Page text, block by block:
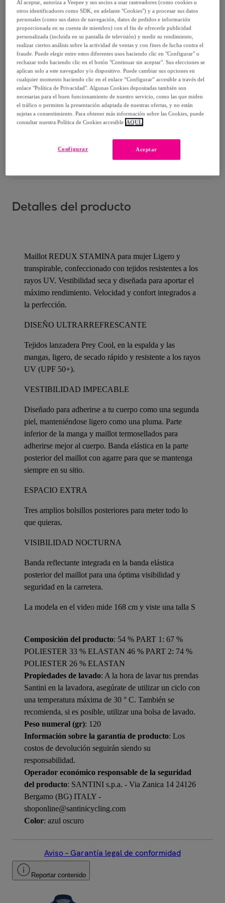
-55%
Vendido porSantini Cycling Wear
Entrega
Entrega desde6,05 €
Entrega: Entre el13/08y el16/08
¿Cómo funciona?
Detalles del producto
Maillot REDUX STAMINA para mujer Ligero y
transpirable, confeccionado con tejidos resistentes a los
rayos UV. Vestibilidad seca y diseñada para aportar el
máximo rendimiento. Velocidad y confort integrados a
la perfección.
DISEÑO ULTRARREFRESCANTE
Tejidos lanzadera Prey Cool, en la espalda y las
mangas, ligero, de secado rápido y resistente a los rayos
UV (UPF 50+).
VESTIBILIDAD IMPECABLE
Diseñado para adherirse a tu cuerpo como una segunda
piel, manteniéndose ligero como una pluma. Parte
inferior de la manga y maillot termosellados para
adherirse mejor al cuerpo. Banda elástica en la parte
posterior del maillot con agarre para que se mantenga
siempre en su sitio.
ESPACIO EXTRA
Tres amplios bolsillos posteriores para meter todo lo
que quieras.
VISIBILIDAD NOCTURNA
Banda reflectante integrada en la banda elástica
posterior del maillot para una óptima visibilidad y
seguridad en la carretera.
La modela en el video mide 168 cm y viste una talla S
Composición del producto: 54 % PART 1: 67 %
POLIESTER 33 % ELASTAN 46 % PART 2: 74 %
POLIESTER 26 % ELASTAN
Propiedades de lavado: A la hora de lavar tus prendas
Santini en la lavadora, asegúrate de utilizar un ciclo con
una temperatura máxima de 30 ° C. También se
recomienda, si es posible, utilizar una bolsa de lavado.
Peso numeral (gr): 120
Información sobre la garantía de producto: Los
costos de devolución seguirán siendo su
responsabilidad.
Operador económico responsable de la seguridad
del producto: SANTINI s.p.a. - Via Zanica 14 24126
Bergamo (BG) ITALY -
shoponline@santinicycling.com
Color: azul oscuro
Aviso – Garantía legal de conformidad
Reportar contenido
Al aceptar, autoriza a Veepee y sus socios a usar rastreadores (como cookies u
otros identificadores como SDK, en adelante "Cookies") y a procesar sus datos
personales (como sus datos de navegación, datos de pedidos e información
proporcionada en su cuenta de miembro) con el fin de ofrecerle publicidad
personalizada (incluida en su pantalla de televisión) y medir su rendimiento,
realizar ciertos análisis sobre la actividad de ventas y con fines de lucha contra el
fraude. Puede elegir entre estos diferentes usos haciendo clic en "Configurar" o
rechazar todo haciendo clic en el botón "Continuar sin aceptar". Sus elecciones se
aplican solo a este navegador y/o dispositivo. Puede cambiar sus opciones en
cualquier momento haciendo clic en el enlace “Configurar” accesible a través del
enlace "Política de Privacidad". Algunas Cookies depositadas también son
necesarias para el buen funcionamiento de nuestro servicio, como las que miden
el tráfico o permiten la presentación adaptada de nuestras ofertas, y no están
sujetas a consentimiento. Para obtener más información sobre las Cookies, puede
consultar nuestra Política de Cookies accesible AQUÍ.
Aceptar
Configurar